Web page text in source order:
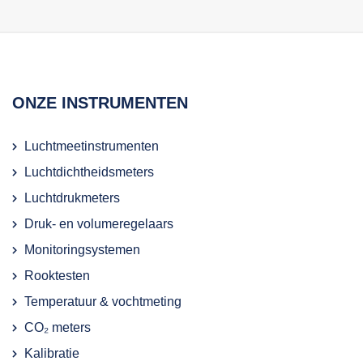
ONZE INSTRUMENTEN
Luchtmeetinstrumenten
Luchtdichtheidsmeters
Luchtdrukmeters
Druk- en volumeregelaars
Monitoringsystemen
Rooktesten
Temperatuur & vochtmeting
CO₂ meters
Kalibratie